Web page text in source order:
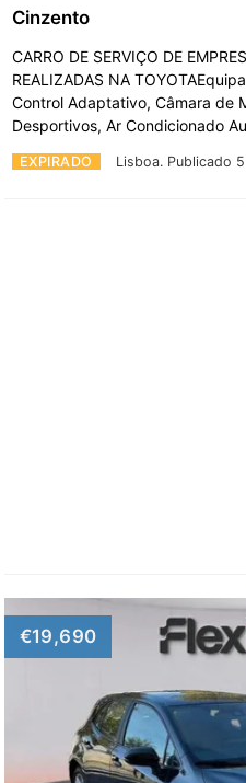
EXPIRADO Lisboa. Publicado
Cinzento
CARRO DE SERVIÇO DE
REALIZADAS NA
Control Adaptativo, Câmara de
Desportivos, Ar Condicionado
€19,690